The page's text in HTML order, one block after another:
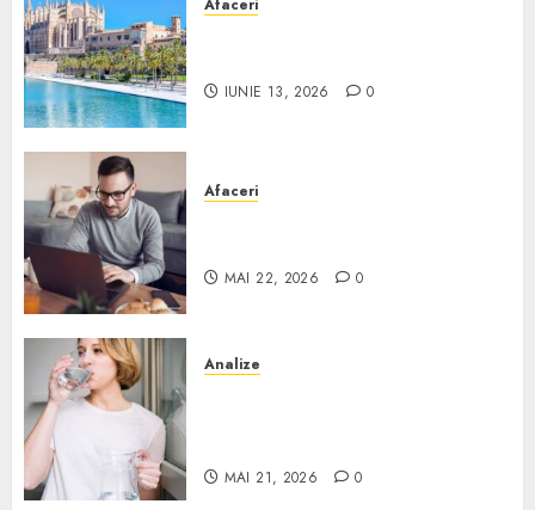
Afaceri
IUNIE 13, 2026 0
Afaceri
MAI 22, 2026 0
Analize
MAI 21, 2026 0